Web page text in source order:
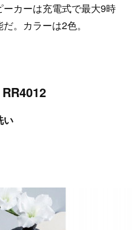
カーは充電式で最大9時
。カラーは2色。
い